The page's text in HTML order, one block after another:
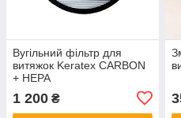
Вугільний фільтр для
витяжок Keratex CARBON
+ HEPA
1 200 ₴